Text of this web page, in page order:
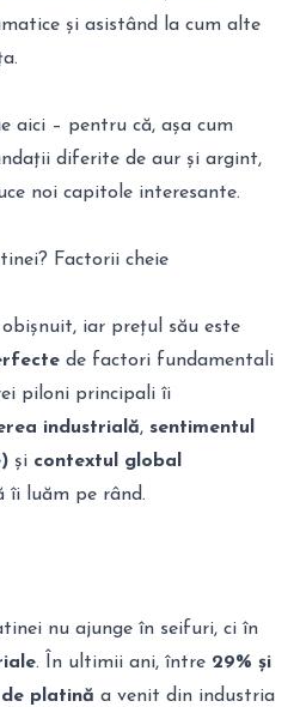
și asistând la cum alte
aici – pentru că, așa cum
diferite de aur și argint,
noi capitole interesante.
Factorii cheie
iar prețul său este
de factori fundamentali
piloni principali îi
industrială, sentimentul
și contextul global
îi luăm pe rând.
nu ajunge în seifuri, ci în
. În ultimii ani, între 29% și
platină a venit din industria